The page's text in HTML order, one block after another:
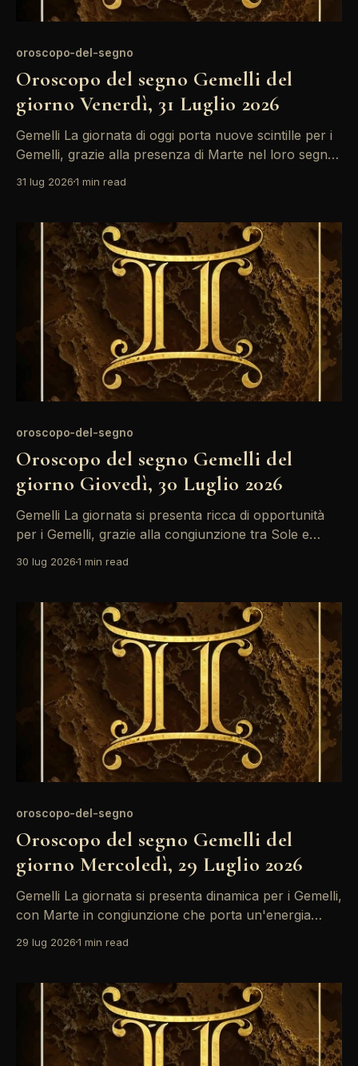
oroscopo-del-segno
Oroscopo del segno Gemelli del
giorno Venerdì, 31 Luglio 2026
Gemelli La giornata di oggi porta nuove scintille per i
Gemelli, grazie alla presenza di Marte nel loro segno.
specialmente in ambito sociale e lavorativo.
in modo chiaro e diretto. Con Marte che
31 lug 20261 min read
oroscopo-del-segno
Oroscopo del segno Gemelli del
giorno Giovedì, 30 Luglio 2026
Gemelli La giornata si presenta ricca di opportunità
per i Gemelli, grazie alla congiunzione tra Sole e
ideale per esprimere le vostre idee, soprattutto in
eventuali incertezze, la vostra creatività è al massimo
30 lug 20261 min read
oroscopo-del-segno
Oroscopo del segno Gemelli del
giorno Mercoledì, 29 Luglio 2026
Gemelli La giornata si presenta dinamica per i Gemelli,
con Marte in congiunzione che porta un'energia
dell'attenzione, rendendo facile connettersi con
opportunità per ampliare la tua rete di contatti.
Un'atmosfera
29 lug 20261 min read